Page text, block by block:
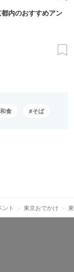
都内のおすすめアン
和食 そば
ント 東京おでかけ